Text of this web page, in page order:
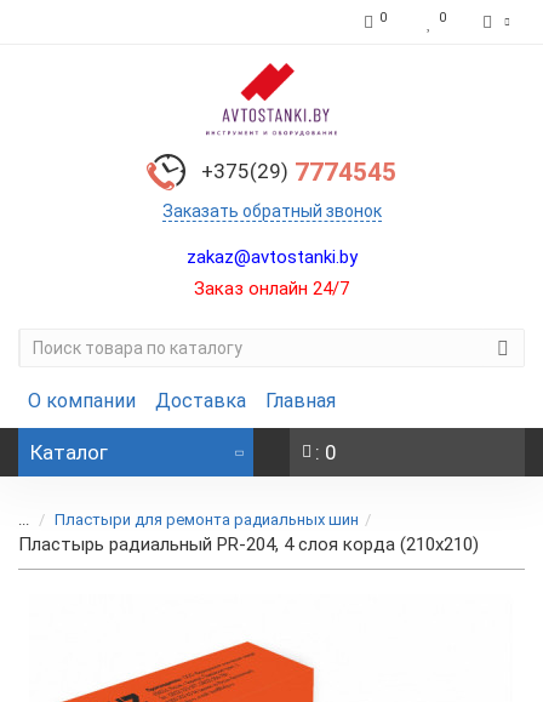
0 0
+375(29) 7774545
Заказать обратный звонок
zakaz@avtostanki.by
Заказ онлайн 24/7
О компании Доставка Главная
Каталог : 0
... Пластыри для ремонта радиальных шин
Пластырь радиальный PR-204, 4 слоя корда (210x210)